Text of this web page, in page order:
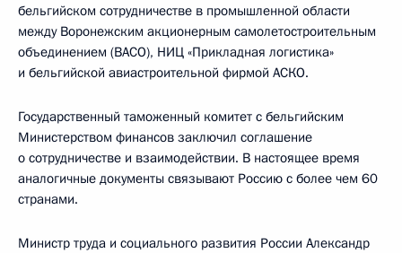
бельгийском сотрудничестве в промышленной области
между Воронежским акционерным самолетостроительным
объединением (ВАСО), НИЦ «Прикладная логистика»
и бельгийской авиастроительной фирмой АСКО.
Государственный таможенный комитет с бельгийским
Министерством финансов заключил соглашение
о сотрудничестве и взаимодействии. В настоящее время
аналогичные документы связывают Россию с более чем 60
странами.
Министр труда и социального развития России Александр